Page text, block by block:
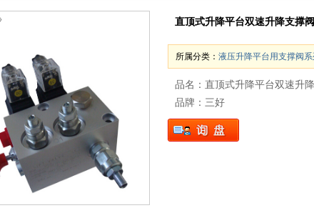
直顶式升降平台双速升降支撑阀
所属分类： 液压升降平台用支撑阀
品名：直顶式升降平台双速升
品牌：三好